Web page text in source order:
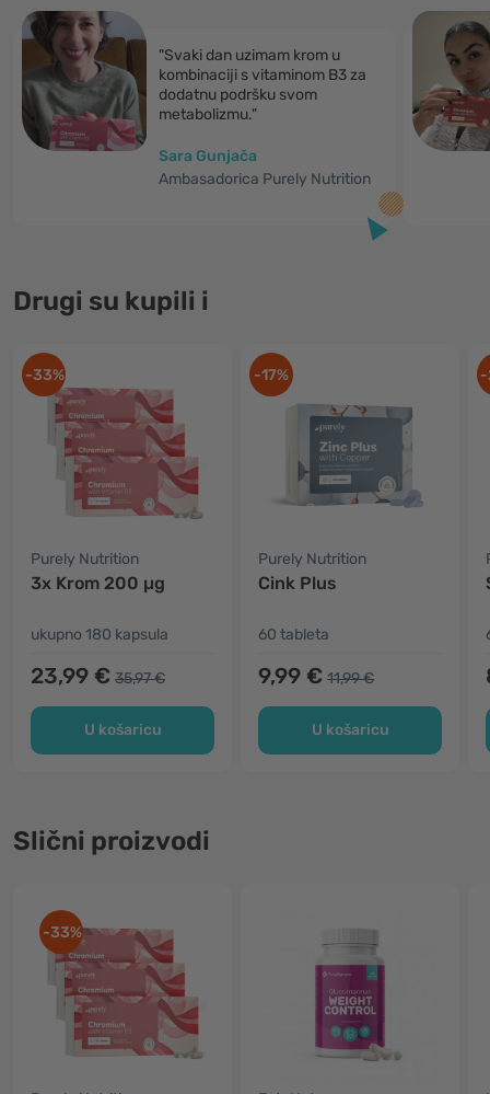
"Svaki dan uzimam krom u
kombinaciji s vitaminom B3 za
dodatnu podršku svom
metabolizmu."
Sara Gunjača
Ambasadorica Purely Nutrition
Drugi su kupili i
-33%
Purely Nutrition
3x Krom 200 µg
ukupno 180 kapsula
23,99 € 35,97 €
U košaricu
-17%
Purely Nutrition
Cink Plus
60 tableta
9,99 € 11,99 €
U košaricu
-
Slični proizvodi
-33%